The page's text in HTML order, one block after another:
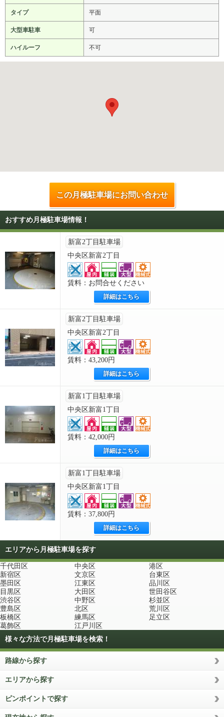
タイプ 平面
大型車駐車 可
ハイルーフ 不可
この月極駐車場にお問い合わせ
おすすめ月極駐車場情報！
新富2丁目駐車場
中央区新富2丁目
賃料：お問合せください
詳細はこちら
新富2丁目駐車場
中央区新富2丁目
賃料：43,200円
詳細はこちら
新富1丁目駐車場
中央区新富1丁目
賃料：42,000円
詳細はこちら
新富1丁目駐車場
中央区新富1丁目
賃料：37,800円
詳細はこちら
エリアから月極駐車場を探す
千代田区 中央区
港区
新宿区
文京区
台東区
墨田区
江東区
品川区
目黒区
大田区
世田谷区
渋谷区
中野区
杉並区
豊島区
北区
荒川区
板橋区
練馬区
足立区
葛飾区
江戸川区
様々な方法で月極駐車場を検索！
路線から探す
エリアから探す
ピンポイントで探す